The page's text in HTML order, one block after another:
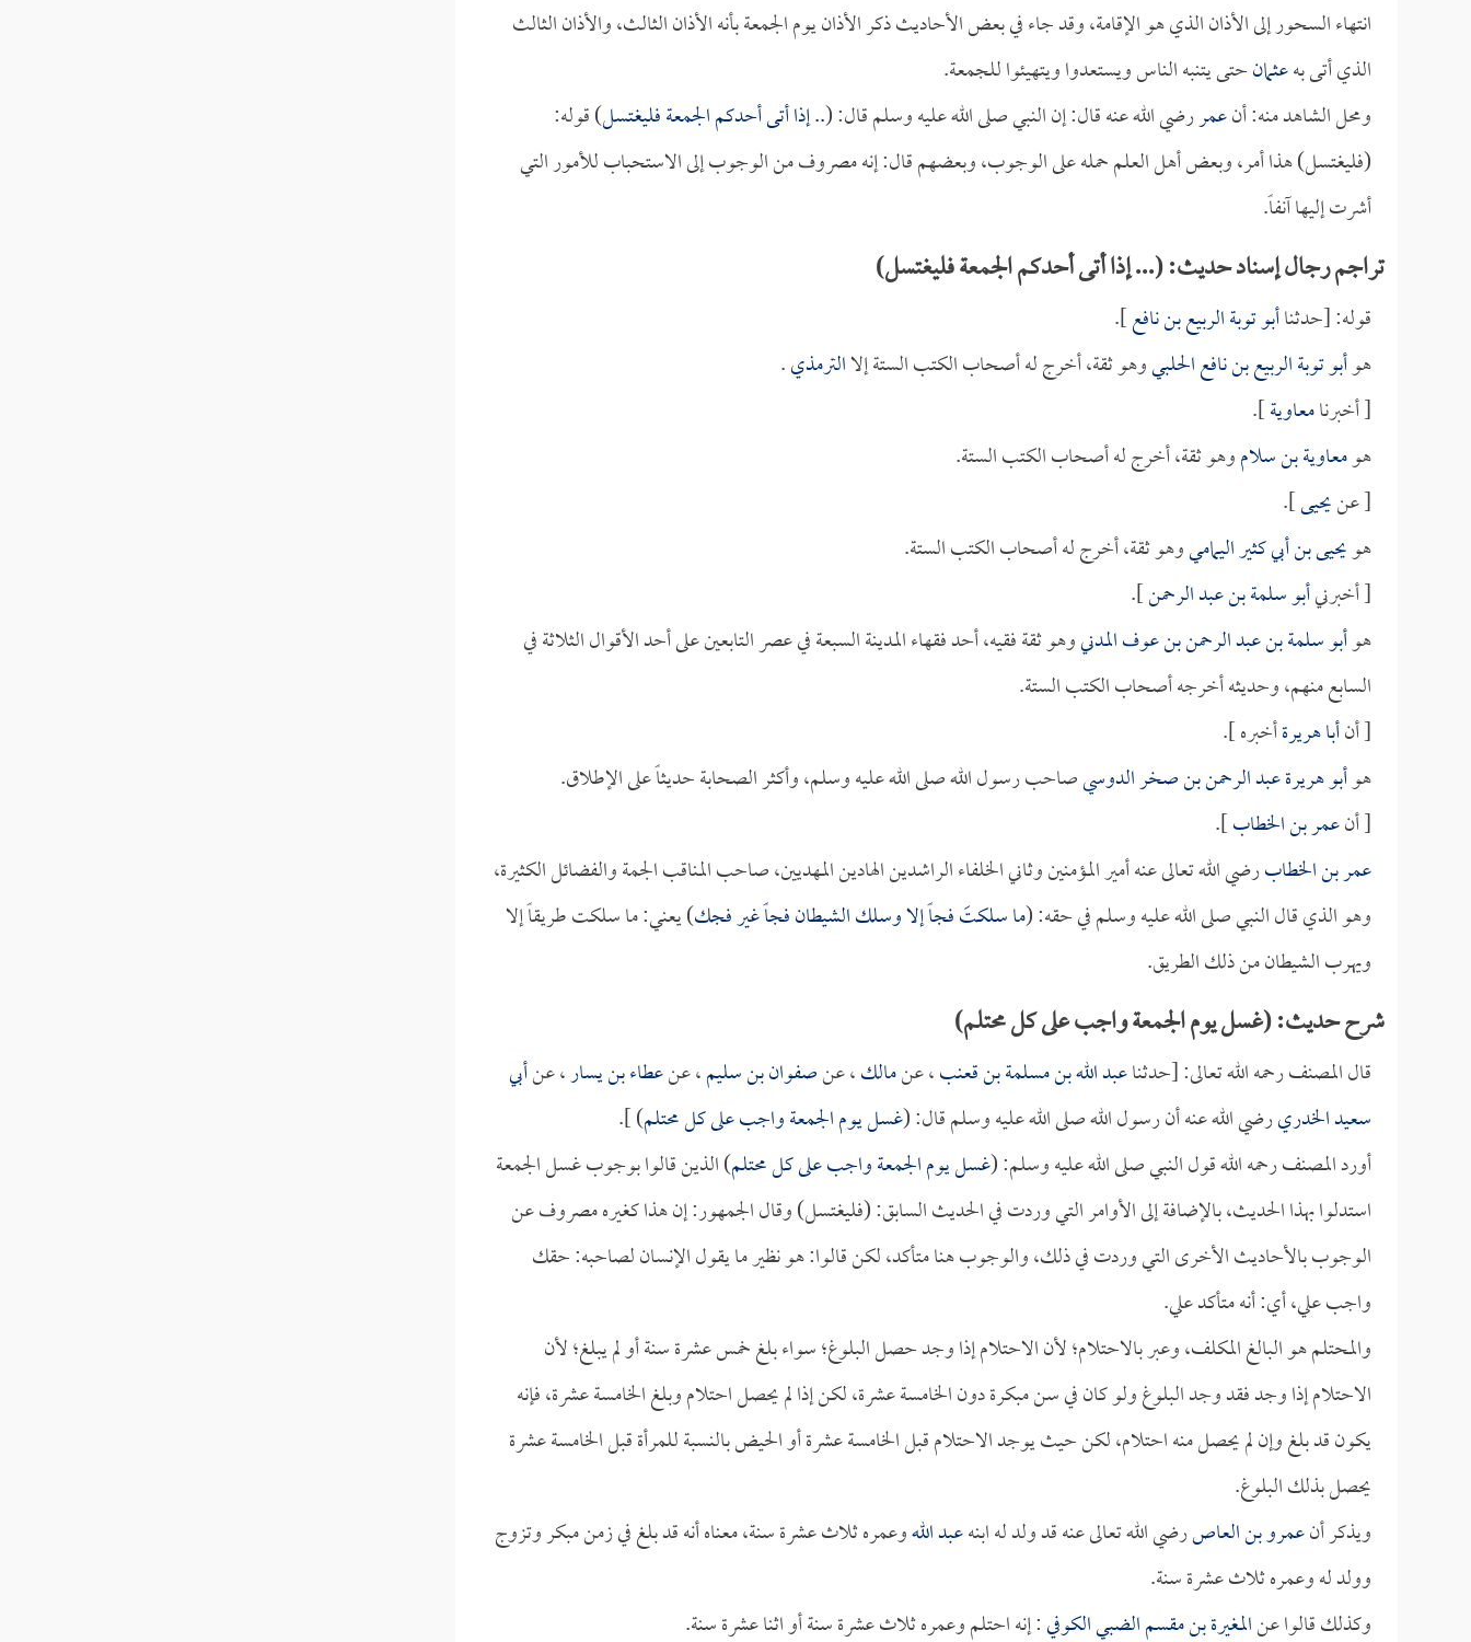
انتهاء السحور إلى الأذان الذي هو الإقامة، وقد جاء في بعض الأحاديث ذكر الأذان يوم الجمعة بأنه الأذان الثالث، والأذان الثالث
الذي أتى بهعثمانحتى يتنبه الناس ويستعدوا ويتهيئوا للجمعة.
ومحل الشاهد منه: أنعمررضي الله عنه قال: إن النبي صلى الله عليه وسلم قال: (.. إذا أتى أحدكم الجمعة فليغتسل) قوله:
(فليغتسل) هذا أمر، وبعض أهل العلم حمله على الوجوب، وبعضهم قال: إنه مصروف من الوجوب إلى الاستحباب للأمور التي
أشرت إليها آنفاً.
تراجم رجال إسناد حديث: (... إذا أتى أحدكم الجمعة فليغتسل)
قوله: [حدثناأبو توبة الربيع بن نافع].
هوأبو توبة الربيع بن نافع الحلبيوهو ثقة، أخرج له أصحاب الكتب الستة إلاالترمذي.
[ أخبرنامعاوية].
هومعاوية بن سلاموهو ثقة، أخرج له أصحاب الكتب الستة.
[ عنيحيى].
هويحيى بن أبي كثير اليماميوهو ثقة، أخرج له أصحاب الكتب الستة.
[ أخبرنيأبو سلمة بن عبد الرحمن].
هوأبو سلمة بن عبد الرحمن بن عوف المدنيوهو ثقة فقيه، أحد فقهاء المدينة السبعة في عصر التابعين على أحد الأقوال الثلاثة في
السابع منهم، وحديثه أخرجه أصحاب الكتب الستة.
[ أنأبا هريرةأخبره ].
هوأبو هريرة عبد الرحمن بن صخر الدوسيصاحب رسول الله صلى الله عليه وسلم، وأكثر الصحابة حديثاً على الإطلاق.
[ أنعمر بن الخطاب].
عمر بن الخطابرضي الله تعالى عنه أمير المؤمنين وثاني الخلفاء الراشدين الهادين المهديين، صاحب المناقب الجمة والفضائل الكثيرة،
وهو الذي قال النبي صلى الله عليه وسلم في حقه: (ما سلكتَ فجاً إلا وسلك الشيطان فجاً غير فجك) يعني: ما سلكت طريقاً إلا
ويهرب الشيطان من ذلك الطريق.
شرح حديث: (غسل يوم الجمعة واجب على كل محتلم)
قال المصنف رحمه الله تعالى: [حدثناعبد الله بن مسلمة بن قعنب، عنمالك، عنصفوان بن سليم، عنعطاء بن يسار، عنأبي
سعيد الخدريرضي الله عنه أن رسول الله صلى الله عليه وسلم قال: (غسل يوم الجمعة واجب على كل محتلم) ].
أورد المصنف رحمه الله قول النبي صلى الله عليه وسلم: (غسل يوم الجمعة واجب على كل محتلم) الذين قالوا بوجوب غسل الجمعة
استدلوا بهذا الحديث، بالإضافة إلى الأوامر التي وردت في الحديث السابق: (فليغتسل) وقال الجمهور: إن هذا كغيره مصروف عن
الوجوب بالأحاديث الأخرى التي وردت في ذلك، والوجوب هنا متأكد، لكن قالوا: هو نظير ما يقول الإنسان لصاحبه: حقك
واجب علي، أي: أنه متأكد علي.
والمحتلم هو البالغ المكلف، وعبر بالاحتلام؛ لأن الاحتلام إذا وجد حصل البلوغ؛ سواء بلغ خمس عشرة سنة أو لم يبلغ؛ لأن
الاحتلام إذا وجد فقد وجد البلوغ ولو كان في سن مبكرة دون الخامسة عشرة، لكن إذا لم يحصل احتلام وبلغ الخامسة عشرة، فإنه
يكون قد بلغ وإن لم يحصل منه احتلام، لكن حيث يوجد الاحتلام قبل الخامسة عشرة أو الحيض بالنسبة للمرأة قبل الخامسة عشرة
يحصل بذلك البلوغ.
ويذكر أنعمرو بن العاصرضي الله تعالى عنه قد ولد له ابنهعبد اللهوعمره ثلاث عشرة سنة، معناه أنه قد بلغ في زمن مبكر وتزوج
وولد له وعمره ثلاث عشرة سنة.
وكذلك قالوا عنالمغيرة بن مقسم الضبي الكوفي: إنه احتلم وعمره ثلاث عشرة سنة أو اثنا عشرة سنة.